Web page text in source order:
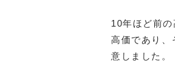
10年ほど前
高価であり、
意しました。